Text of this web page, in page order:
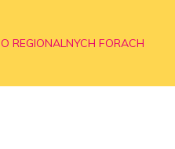
O REGIONALNYCH FORACH